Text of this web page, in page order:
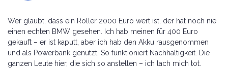
Wer glaubt, dass ein Roller 2000 Euro wert ist, der hat noch nie
einen echten BMW gesehen. Ich hab meinen für 400 Euro
gekauft – er ist kaputt, aber ich hab den Akku rausgenommen
und als Powerbank genutzt. So funktioniert Nachhaltigkeit. Die
ganzen Leute hier, die sich so anstellen – ich lach mich tot.